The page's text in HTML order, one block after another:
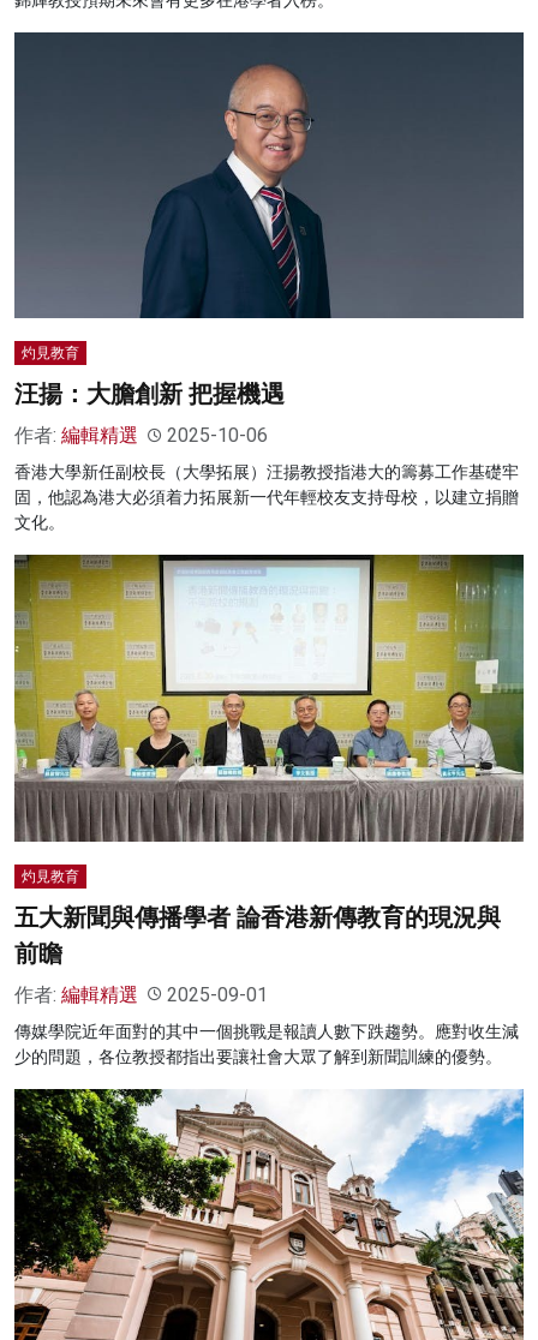
灼見教育
汪揚：大膽創新 把握機遇
作者: 編輯精選 2025-10-06
香港大學新任副校長（大學拓展）汪揚教授指港大的籌募工作基礎牢
固，他認為港大必須着力拓展新一代年輕校友支持母校，以建立捐贈
文化。
灼見教育
五大新聞與傳播學者 論香港新傳教育的現況與
前瞻
作者: 編輯精選 2025-09-01
傳媒學院近年面對的其中一個挑戰是報讀人數下跌趨勢。應對收生減
少的問題，各位教授都指出要讓社會大眾了解到新聞訓練的優勢。